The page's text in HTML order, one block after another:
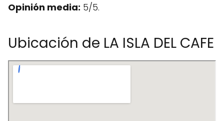
Opinión media: 5/5.
Ubicación de LA ISLA DEL CAFE